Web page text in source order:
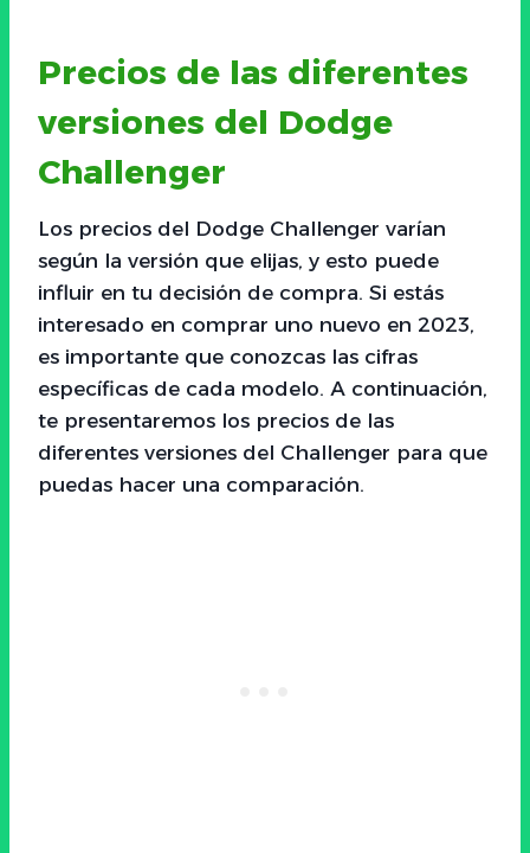
Precios de las diferentes
versiones del Dodge
Challenger
Los precios del Dodge Challenger varían
según la versión que elijas, y esto puede
influir en tu decisión de compra. Si estás
interesado en comprar uno nuevo en 2023,
es importante que conozcas las cifras
específicas de cada modelo. A continuación,
te presentaremos los precios de las
diferentes versiones del Challenger para que
puedas hacer una comparación.